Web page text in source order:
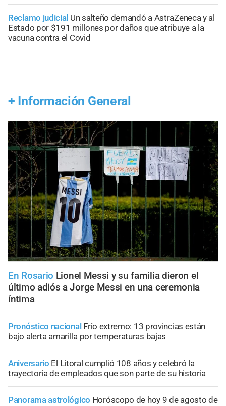
Reclamo judicial Un salteño demandó a AstraZeneca y al
Estado por $191 millones por daños que atribuye a la
vacuna contra el Covid
+ Información General
En Rosario Lionel Messi y su familia dieron el
último adiós a Jorge Messi en una ceremonia
íntima
Pronóstico nacional Frío extremo: 13 provincias están
bajo alerta amarilla por temperaturas bajas
Aniversario El Litoral cumplió 108 años y celebró la
trayectoria de empleados que son parte de su historia
Panorama astrológico Horóscopo de hoy 9 de agosto de